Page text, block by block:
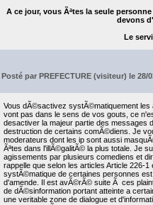
A ce jour, vous Ãªtes la seule
devons
Le
Posté par PREFECTURE (visiteur) le 28/
Vous dÃ©sactivez systÃ©matiquement
vont pas dans le sens de vos gouts, ce
desactiver la majeur partie des messages
destruction de certains comÃ©diens. Je
moderateurs dont les ip sont aussi
Ãªtes dans l'illÃ©galitÃ© la plus totale. Je
agissements par plusieurs comediens et
rappelle que selon les articles Article 226-
systÃ©matique de certaines personnes
d'amende. Il est avÃ©rÃ© suite Ã ces
de dÃ©sinformation portant atteinte a
une veritable zone de dialogue et